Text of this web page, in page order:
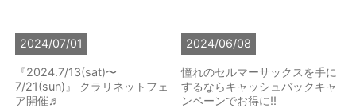
2024/07/01
『2024.7/13(sat)〜
7/21(sun)』 クラリネットフェ
ア開催♬
2024/06/08
憧れのセルマーサックスを手に
するならキャッシュバックキャ
ンペーンでお得に!!